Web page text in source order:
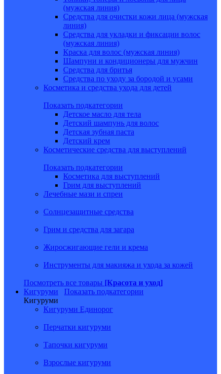
(мужская линия)
Средства для очистки кожи лица (мужская
линия)
Средства для укладки и фиксации волос
(мужская линия)
Краска для волос (мужская линия)
Шампуни и кондиционеры для мужчин
Средства для бритья
Средства по уходу за бородой и усами
Косметика и средства ухода для детей
Показать подкатегории
Детское масло для тела
Детский шампунь для волос
Детская зубная паста
Детский крем
Косметические средства для выступлений
Показать подкатегории
Косметика для выступлений
Грим для выступлений
Лечебные мази и спреи
Солнцезащитные средства
Грим и средства для загара
Жиросжигающие гели и крема
Инструменты для макияжа и ухода за кожей
Посмотреть все товары [Красота и уход]
Кигуруми
Показать подкатегории
Кигуруми
Кигуруми Единорог
Перчатки кигуруми
Тапочки кигуруми
Взрослые кигуруми